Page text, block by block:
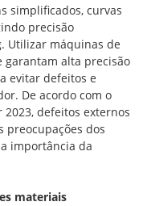
simplificados, curvas
precisão
Utilizar máquinas de
garantam alta precisão
evitar defeitos e
De acordo com o
2023, defeitos externos
dos
importância da
materiais